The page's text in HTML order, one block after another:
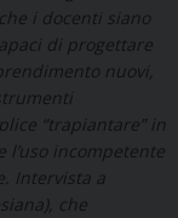
i docenti siano
di progettare
nuovi,
“trapiantare” in
l’uso incompetente
Intervista a
che